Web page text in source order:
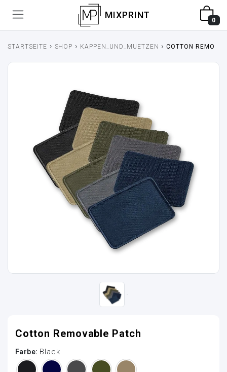
MIXPRINT
0
STARTSEITE › SHOP › KAPPEN_UND_MUETZEN ›COTTON
Cotton Removable Patch
Farbe: Black